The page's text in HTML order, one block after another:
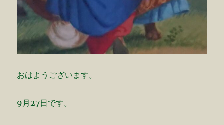
おはようございます。
9月27日です。